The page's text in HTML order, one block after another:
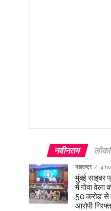
नवीनतम
महाराष्ट्र 4
मुंबई साइबर
में गोवा वेला
50 करोड़ से
आरोपी